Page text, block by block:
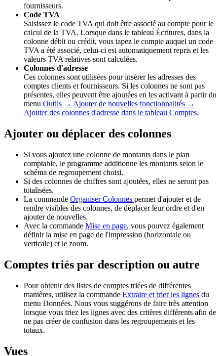
fournisseurs.
Code TVA
Saisissez le code TVA qui doit être associé au compte pour le
calcul de la TVA. Lorsque dans le tableau Écritures, dans la
colonne débit ou crédit, vous tapez le compte auquel un code
TVA a été associé, celui-ci est automatiquement repris et les
valeurs TVA relatives sont calculées.
Colonnes d'adresse
Ces colonnes sont utilisées pour insérer les adresses des
comptes clients et fournisseurs. Si les colonnes ne sont pas
présentes, elles peuvent être ajoutées en les activant à partir du
menu Outils → Ajouter de nouvelles fonctionnalités →
Ajouter des colonnes d'adresse dans le tableau Comptes.
Ajouter ou déplacer des colonnes
Si vous ajoutez une colonne de montants dans le plan
comptable, le programme additionne les montants selon le
schéma de regroupement choisi.
Si des colonnes de chiffres sont ajoutées, elles ne seront pas
totalisées.
La commande Organiser Colonnes permet d'ajouter et de
rendre visibles des colonnes, de déplacer leur ordre et d'en
ajouter de nouvelles.
Avec la commande Mise en page, vous pouvez également
définir la mise en page de l'impression (horizontale ou
verticale) et le zoom.
Comptes triés par description ou autre
Pour obtenir des listes de comptes triées de différentes
manières, utilisez la commande Extraire et trier les lignes du
menu Données. Nous vous suggérons de faire très attention
lorsque vous triez les lignes avec des critères différents afin de
ne pas créer de confusion dans les regroupements et les
totaux.
Vues